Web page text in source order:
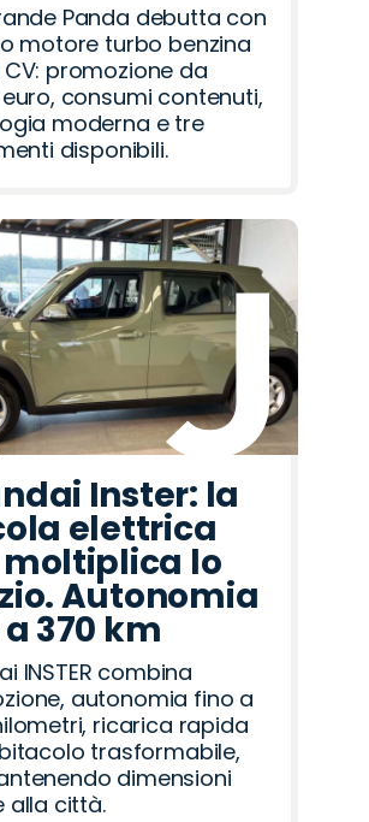
Panda debutta con
motore turbo benzina
CV: promozione da
euro, consumi contenuti,
moderna e tre
disponibili.
Inster: la
elettrica
moltiplica lo
Autonomia
370 km
INSTER combina
autonomia fino a
ricarica rapida
trasformabile,
dimensioni
alla città.